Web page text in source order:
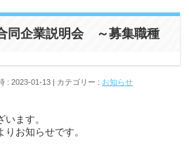
同企業説明会 ～募集職種
: 2023-01-13 カテゴリー : お知らせ
ます。
お知らせです。